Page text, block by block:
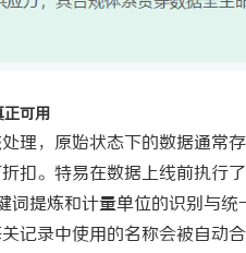
正可用
理，原始状态下的数据通常
扣。特易在数据上线前执行
词提炼和计量单位的识别与统
记录中使用的名称会被自动